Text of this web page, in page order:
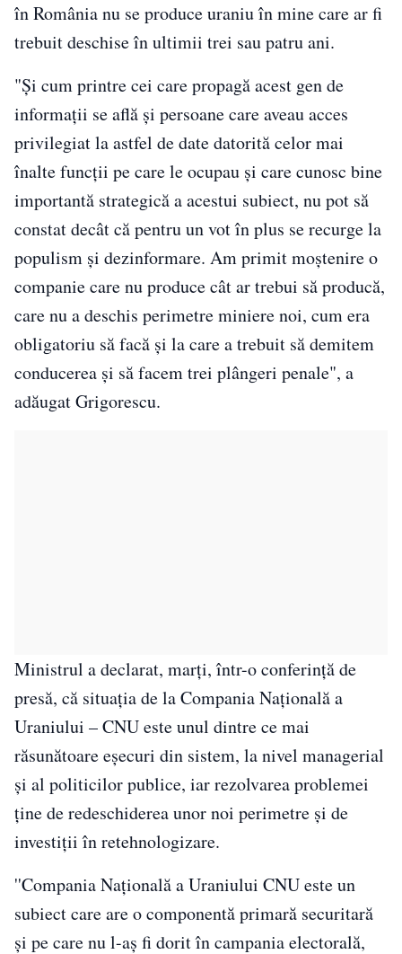
în România nu se produce uraniu în mine care ar fi
trebuit deschise în ultimii trei sau patru ani.
"Şi cum printre cei care propagă acest gen de
informaţii se află şi persoane care aveau acces
privilegiat la astfel de date datorită celor mai
înalte funcţii pe care le ocupau şi care cunosc bine
importantă strategică a acestui subiect, nu pot să
constat decât că pentru un vot în plus se recurge la
populism şi dezinformare. Am primit moştenire o
companie care nu produce cât ar trebui să producă,
care nu a deschis perimetre miniere noi, cum era
obligatoriu să facă şi la care a trebuit să demitem
conducerea şi să facem trei plângeri penale", a
adăugat Grigorescu.
Ministrul a declarat, marţi, într-o conferinţă de
presă, că situaţia de la Compania Naţională a
Uraniului – CNU este unul dintre ce mai
răsunătoare eşecuri din sistem, la nivel managerial
şi al politicilor publice, iar rezolvarea problemei
ţine de redeschiderea unor noi perimetre şi de
investiţii în retehnologizare.
''Compania Naţională a Uraniului CNU este un
subiect care are o componentă primară securitară
şi pe care nu l-aş fi dorit în campania electorală,